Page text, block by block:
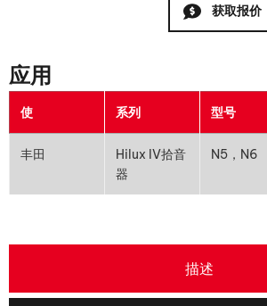
获取报价
应用
使 系列 型号
丰田
Hilux IV拾音
器
N5，N6
描述